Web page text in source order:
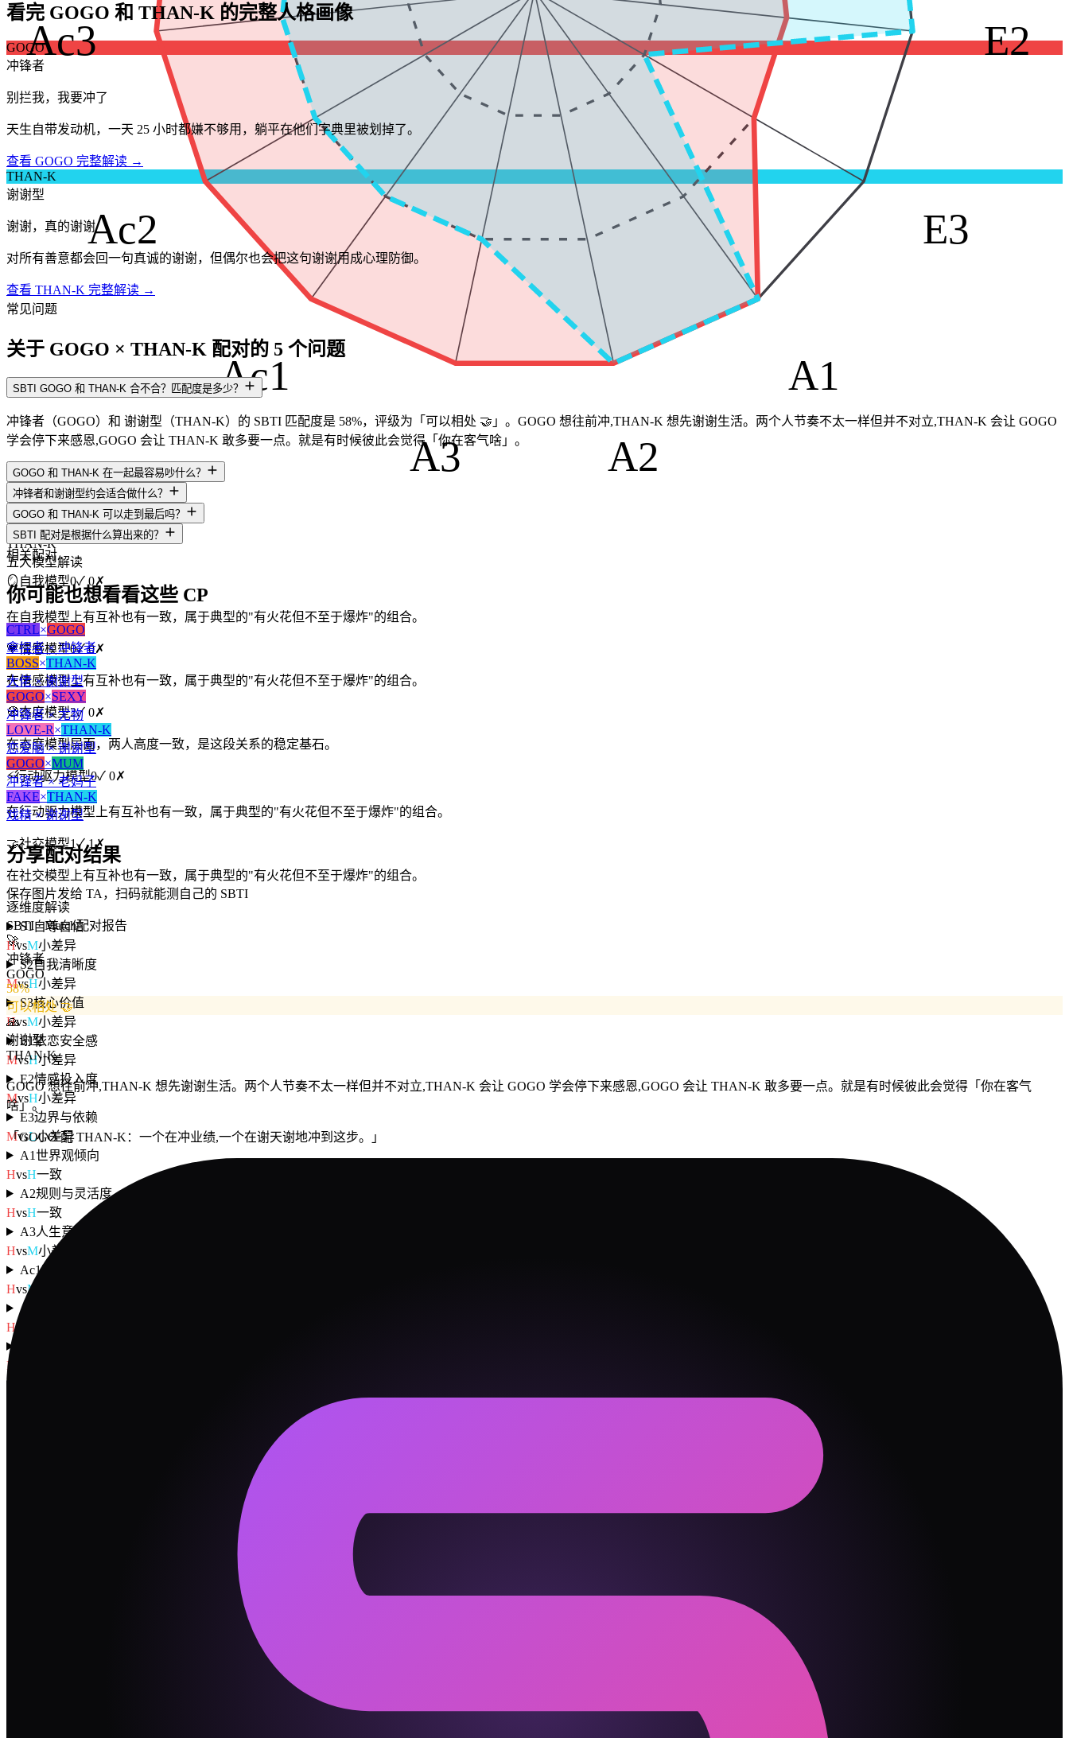
E2
E3
A1
A2
A3
Ac1
Ac2
Ac3
GOGO
THAN-K
五大模型解读
🪞自我模型0✓0✗
在自我模型上有互补也有一致，属于典型的"有火花但不至于爆炸"的组合。
💗情感模型0✓0✗
在情感模型上有互补也有一致，属于典型的"有火花但不至于爆炸"的组合。
🧭态度模型2✓ 0✗
在态度模型层面，两人高度一致，是这段关系的稳定基石。
⚡行动驱力模型0✓ 0✗
在行动驱力模型上有互补也有一致，属于典型的"有火花但不至于爆炸"的组合。
🤝社交模型1✓1✗
在社交模型上有互补也有一致，属于典型的"有火花但不至于爆炸"的组合。
逐维度解读
S1自尊自信
HvsM小差异
S2自我清晰度
MvsH小差异
S3核心价值
HvsM小差异
E1依恋安全感
MvsH小差异
E2情感投入度
MvsH小差异
E3边界与依赖
MvsL小差异
A1世界观倾向
HvsH一致
A2规则与灵活度
HvsH一致
A3人生意义感
HvsM小差异
Ac1动机导向
HvsM
Ac2
Hvs
H
谢谢型 是"说爱要大声"型，冲锋者 是"爱在心里口难开"型。谢谢型：别把沉默当冷暴力；冲锋者：偶尔主动表达，对方会充电一整天。
一个人边界感强，一个人偏黏——这不是不爱，是出厂设置不同。明确说出"我需要独处一下"不是拒绝，是充电。
吵架时用"我感觉……"而不是"你总是……"开头。这一条听着老套，但对 冲锋者 和 谢谢型 这个组合格外重要。
看完 GOGO 和 THAN-K 的完整人格画像
GOGO
冲锋者
别拦我，我要冲了
天生自带发动机，一天 25 小时都嫌不够用，躺平在他们字典里被划掉了。
查看 GOGO 完整解读 →
THAN-K
谢谢型
谢谢，真的谢谢
对所有善意都会回一句真诚的谢谢，但偶尔也会把这句谢谢用成心理防御。
查看 THAN-K 完整解读 →
常见问题
关于 GOGO × THAN-K 配对的 5 个问题
SBTI GOGO 和 THAN-K 合不合？匹配度是多少？
冲锋者（GOGO）和 谢谢型（THAN-K）的 SBTI 匹配度是 58%，评级为「可以相处 🤝」。GOGO 想往前冲,THAN-K 想先谢谢生活。两个人节奏不太一样但并不对立,THAN-K 会让 GOGO
学会停下来感恩,GOGO 会让 THAN-K 敢多要一点。就是有时候彼此会觉得「你在客气啥」。
GOGO 和 THAN-K 在一起最容易吵什么？
冲锋者和谢谢型约会适合做什么？
GOGO 和 THAN-K 可以走到最后吗？
SBTI 配对是根据什么算出来的？
相关配对
你可能也想看看这些 CP
CTRL×GOGO
拿捏者 × 冲锋者
BOSS×THAN-K
大佬 × 谢谢型
GOGO×SEXY
冲锋者 × 尤物
LOVE-R×THAN-K
恋爱脑 × 谢谢型
GOGO×MUM
冲锋者 × 老妈子
FAKE×THAN-K
戏精 × 谢谢型
分享配对结果
保存图片发给 TA，扫码就能测自己的 SBTI
SBTI · Match配对报告
🚀
冲锋者
GOGO
58%
可以相处 🤝
🙏
谢谢型
THAN-K
GOGO 想往前冲,THAN-K 想先谢谢生活。两个人节奏不太一样但并不对立,THAN-K 会让 GOGO 学会停下来感恩,GOGO 会让 THAN-K 敢多要一点。就是有时候彼此会觉得「你在客气
啥」。
「GOGO 配 THAN-K：一个在冲业绩,一个在谢天谢地冲到这步。 」